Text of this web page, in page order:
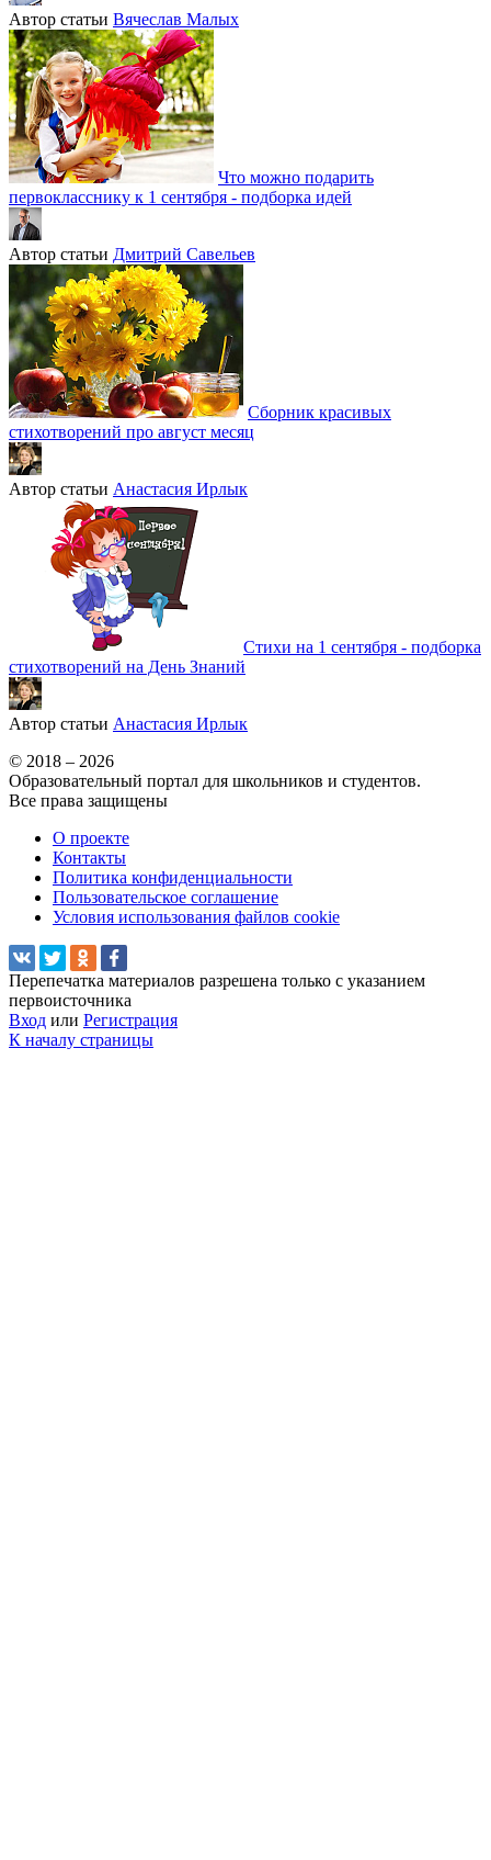
Автор статьи Вячеслав Малых
Что можно подарить
первокласснику к 1 сентября - подборка идей
Автор статьи Дмитрий Савельев
Сборник красивых
стихотворений про август месяц
Автор статьи Анастасия Ирлык
Стихи на 1 сентября - подборка
стихотворений на День Знаний
Автор статьи Анастасия Ирлык
© 2018 – 2026
Образовательный портал для школьников и студентов.
Все права защищены
О проекте
Контакты
Политика конфиденциальности
Пользовательское соглашение
Условия использования файлов cookie
Перепечатка материалов разрешена только с указанием
первоисточника
Вход или Регистрация
К началу страницы